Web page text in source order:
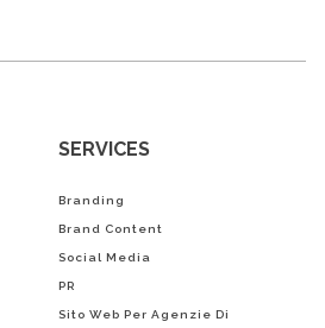
SERVICES
Branding
Brand Content
Social Media
PR
Sito Web Per Agenzie Di